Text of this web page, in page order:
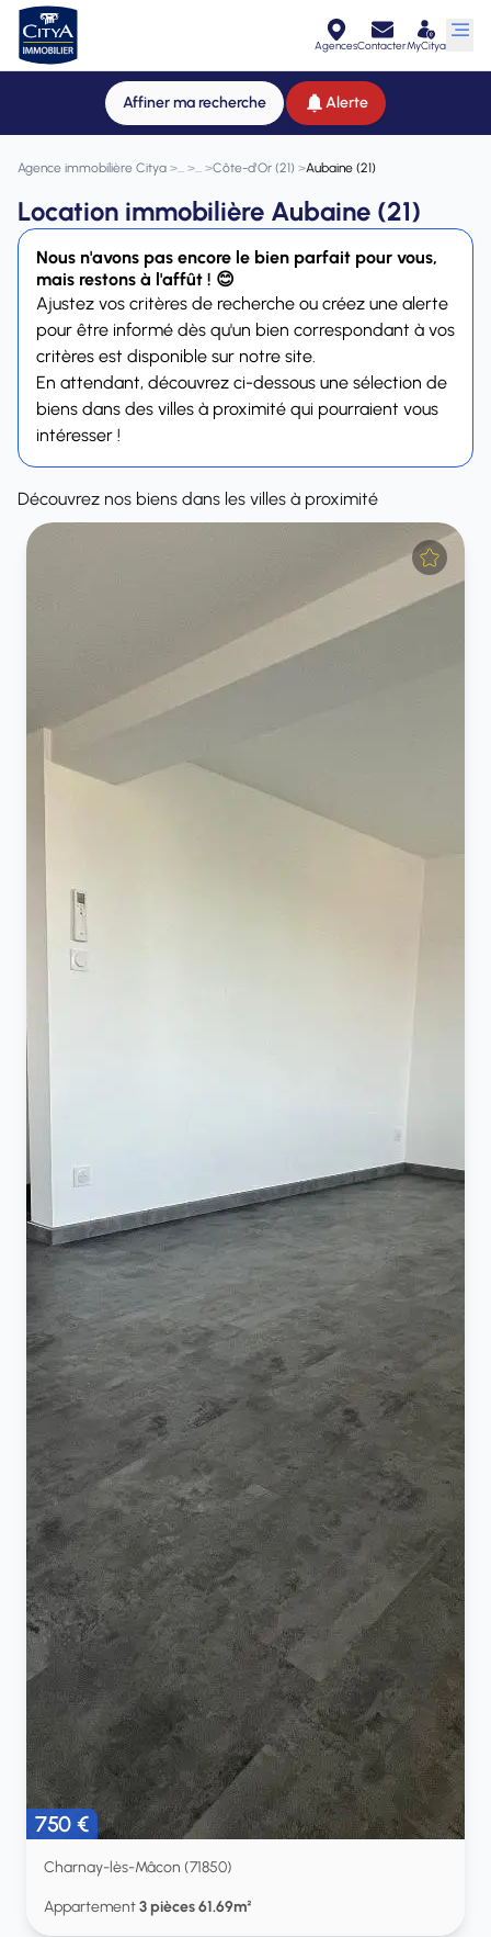
AgencesContacterMyCitya
Affiner ma recherche Alerte
Agence immobilière Citya > > >Côte-d'Or (21) >Aubaine (21)
Location immobilière Aubaine (21)
Nous n'avons pas encore le bien parfait pour vous,
mais restons à l'affût ! 😊
Ajustez vos critères de recherche ou créez une alerte
pour être informé dès qu'un bien correspondant à vos
critères est disponible sur notre site.
En attendant, découvrez ci-dessous une sélection de
biens dans des villes à proximité qui pourraient vous
intéresser !
Découvrez nos biens dans les villes à proximité
750 €
Charnay-lès-Mâcon (71850)
Appartement3 pièces 61.69m²